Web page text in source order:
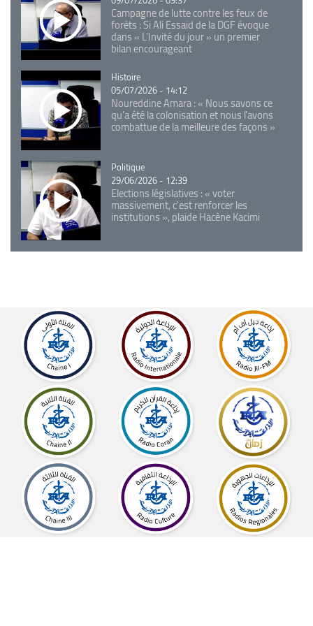
Campagne de lutte contre les feux de
forêts : Si Ali Essaid de la DGF évoque
dans « L'Invité du jour » un premier
bilan encourageant
Catégorie
Histoire
05/07/2026 - 14:12
Noureddine Amara : « Nous savons ce
qu’a été la colonisation et nous l’avons
combattue de la meilleure des façons »
Catégorie
Politique
29/06/2026 - 12:39
Elections législatives : « voter
massivement, c'est renforcer les
institutions », plaide Hacène Kacimi